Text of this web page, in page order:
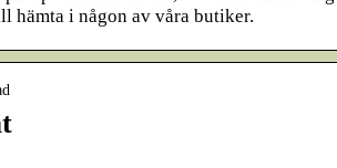
hämta i någon av våra butiker.